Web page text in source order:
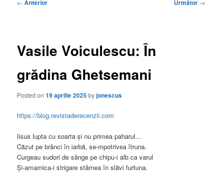
← Anterior Următor →
Vasile Voiculescu: În
grădina Ghetsemani
Posted on19 aprilie 2025byjonescus
https://blog.revistaderecenzii.com
Iisus lupta cu soarta și nu primea paharul…
Căzut pe brânci în iarbă, se-mpotrivea îtruna.
Curgeau sudori de sânge pe chipu-i alb ca varul
Și-amarnica-i strigare stârnea în slăvi furtuna.